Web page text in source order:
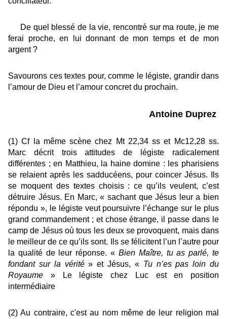
De quel blessé de la vie, rencontré sur ma route, je me
ferai proche, en lui donnant de mon temps et de mon
argent ?
Savourons ces textes pour, comme le légiste, grandir dans
l’amour de Dieu et l’amour concret du prochain.
Antoine Duprez
(1) Cf la même scène chez Mt 22,34 ss et Mc12,28 ss.
Marc décrit trois attitudes de légiste radicalement
différentes ; en Matthieu, la haine domine : les pharisiens
se relaient après les sadducéens, pour coincer Jésus. Ils
se moquent des textes choisis : ce qu’ils veulent, c’est
détruire Jésus. En Marc, « sachant que Jésus leur a bien
répondu », le légiste veut poursuivre l’échange sur le plus
grand commandement ; et chose étrange, il passe dans le
camp de Jésus où tous les deux se provoquent, mais dans
le meilleur de ce qu’ils sont. Ils se félicitent l’un l’autre pour
la qualité de leur réponse. « Bien Maître, tu as parlé, te
fondant sur la vérité» et Jésus, « Tu n’es pas loin du
Royaume » Le légiste chez Luc est en position
intermédiaire
(2) Au contraire, c'est au nom même de leur religion mal